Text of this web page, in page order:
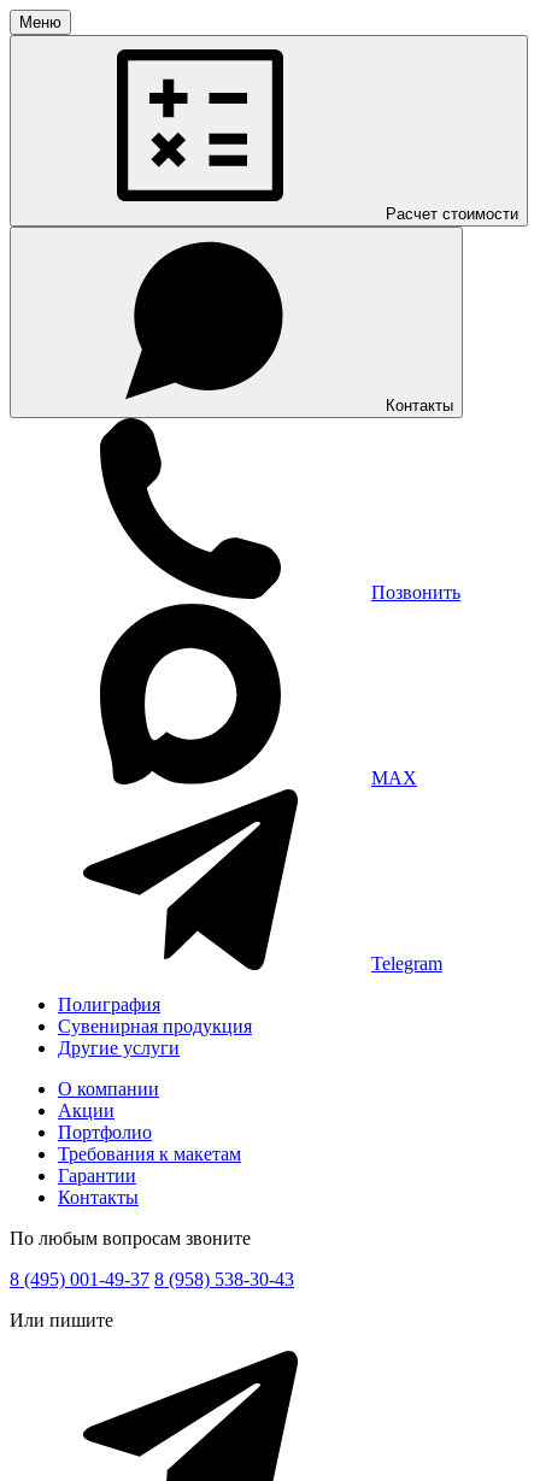
Меню
Расчет стоимости
Контакты
Позвонить
MAX
Telegram
Полиграфия
Сувенирная продукция
Другие услуги
О компании
Акции
Портфолио
Требования к макетам
Гарантии
Контакты
По любым вопросам звоните
8 (495) 001-49-37 8 (958) 538-30-43
Или пишите